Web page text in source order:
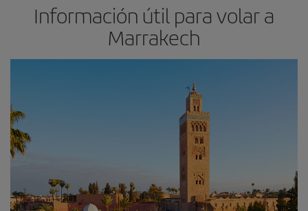
Información útil para volar a
Marrakech